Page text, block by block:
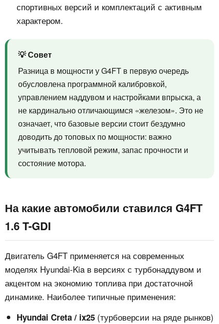
спортивных версий и комплектаций с активным
характером.
💡 Совет
Разница в мощности у G4FT в первую очередь
обусловлена программной калибровкой,
управлением наддувом и настройками впрыска, а
не кардинально отличающимся «железом». Это не
означает, что базовые версии стоит бездумно
доводить до топовых по мощности: важно
учитывать тепловой режим, запас прочности и
состояние мотора.
На какие автомобили ставился G4FT
1.6 T-GDI
Двигатель G4FT применяется на современных
моделях Hyundai-Kia в версиях с турбонаддувом и
акцентом на экономию топлива при достаточной
динамике. Наиболее типичные применения:
Hyundai Creta / ix25 (турбоверсии на ряде рынков)